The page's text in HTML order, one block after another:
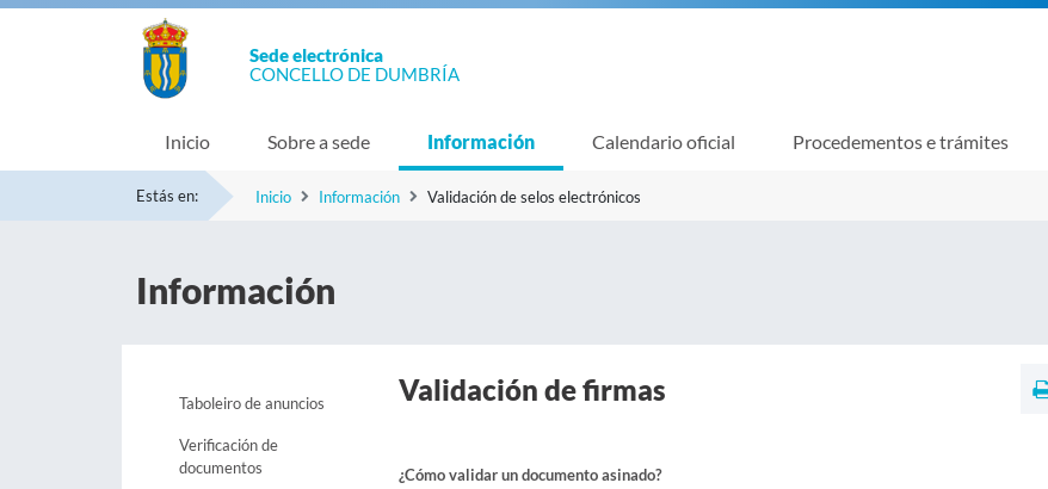
Sede electrónica
CONCELLO DE DUMBRÍA
Inicio Sobre a sede Información Calendario oficial Procedementos e trámites
Estás en: Inicio Información Validación de selos electrónicos
Información
Taboleiro de anuncios
Verificación de
documentos
Validación de firmas
¿Cómo validar un documento asinado?